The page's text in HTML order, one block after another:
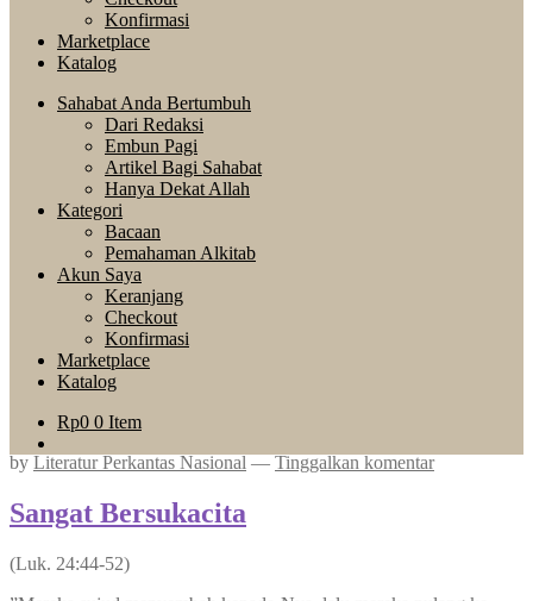
Konfirmasi
Marketplace
Katalog
Sahabat Anda Bertumbuh
Dari Redaksi
Embun Pagi
Artikel Bagi Sahabat
Hanya Dekat Allah
Kategori
Bacaan
Pemahaman Alkitab
Akun Saya
Keranjang
Checkout
Konfirmasi
Marketplace
Katalog
Rp0 0 Item
by Literatur Perkantas Nasional — Tinggalkan komentar
Sangat Bersukacita
(Luk. 24:44-52)